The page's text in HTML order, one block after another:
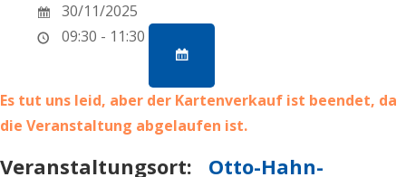
30/11/2025
09:30 - 11:30
Es tut uns leid, aber der Kartenverkauf ist beendet, da
die Veranstaltung abgelaufen ist.
Veranstaltungsort:
Otto-Hahn-